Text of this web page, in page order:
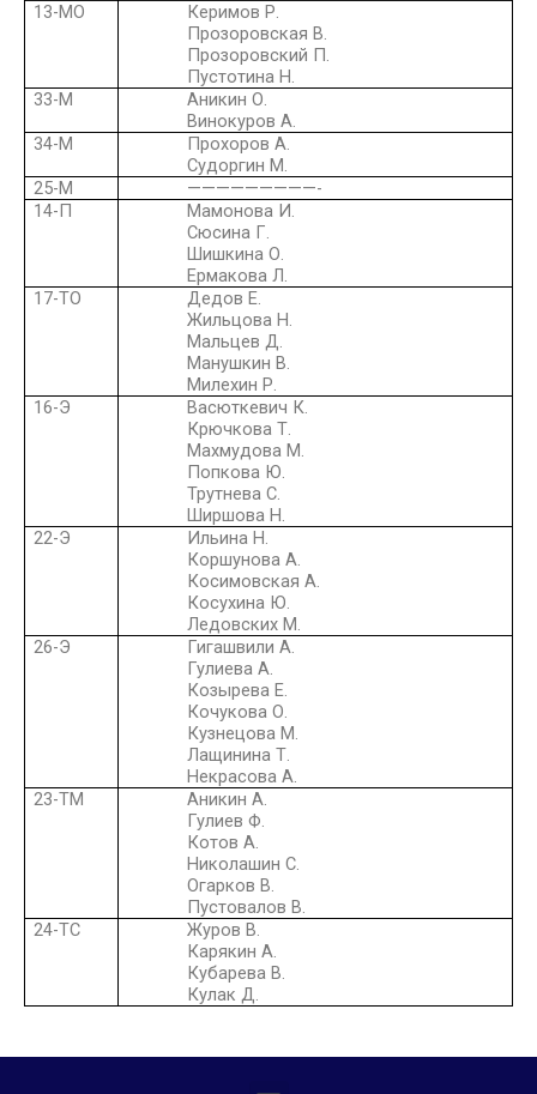
13-МО
Керимов Р.
Прозоровская В.
Прозоровский П.
Пустотина Н.
33-М
Аникин О.
Винокуров А.
34-М
Прохоров А.
Судоргин М.
25-М
—————————-
14-П
Мамонова И.
Сюсина Г.
Шишкина О.
Ермакова Л.
17-ТО
Дедов Е.
Жильцова Н.
Мальцев Д.
Манушкин В.
Милехин Р.
16-Э
Васюткевич К.
Крючкова Т.
Махмудова М.
Попкова Ю.
Трутнева С.
Ширшова Н.
22-Э
Ильина Н.
Коршунова А.
Косимовская А.
Косухина Ю.
Ледовских М.
26-Э
Гигашвили А.
Гулиева А.
Козырева Е.
Кочукова О.
Кузнецова М.
Лащинина Т.
Некрасова А.
23-ТМ
Аникин А.
Гулиев Ф.
Котов А.
Николашин С.
Огарков В.
Пустовалов В.
24-ТС
Журов В.
Карякин А.
Кубарева В.
Кулак Д.